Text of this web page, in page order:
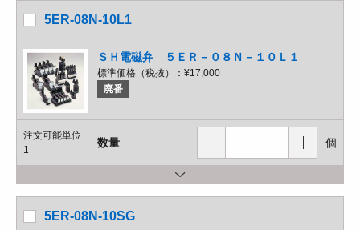
5ER-08N-10L1
ＳＨ電磁弁 ５ＥＲ－０８Ｎ－１０Ｌ１
標準価格（税抜）： ¥17,000
廃番
注文可能単位
1
数量 個
5ER-08N-10SG